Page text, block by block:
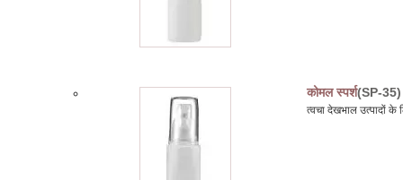
कोमल स्पर्श(SP-35)
त्वचा देखभाल उत्पादों के